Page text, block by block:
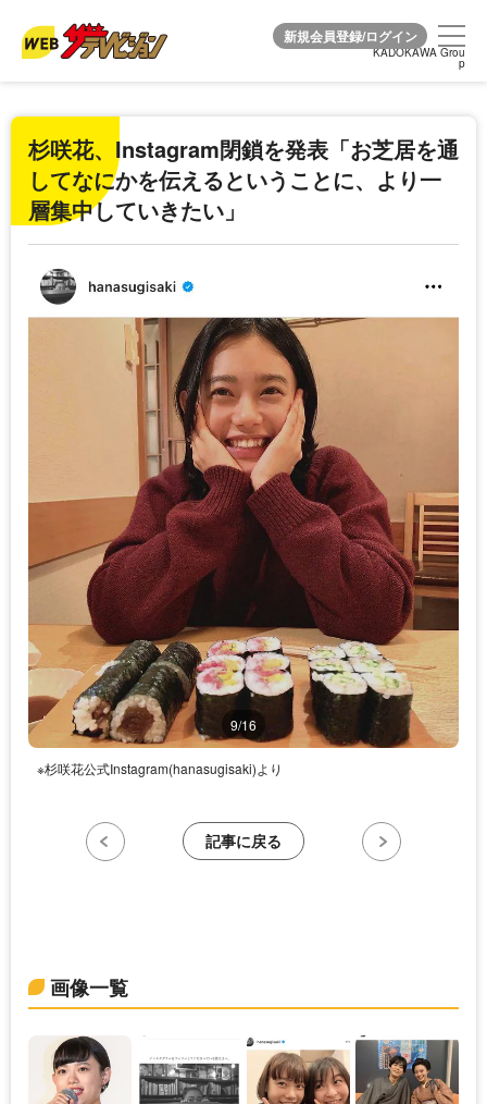
KADOKAWA Grou
p
KADOKAWA Grou
p
杉咲花、Instagram閉鎖を発表「お芝居を通
してなにかを伝えるということに、より一
層集中していきたい」
9/16
※杉咲花公式Instagram(hanasugisaki)より
記事に戻る
画像一覧